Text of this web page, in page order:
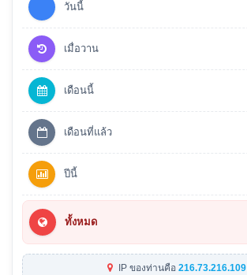
วันนี้
เมื่อวาน
เดือนนี้
เดือนที่แล้ว
ปีนี้
ทั้งหมด
IP ของท่านคือ 216.73.216.109